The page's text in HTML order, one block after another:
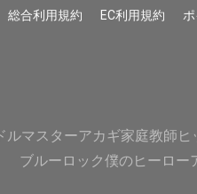
総合利用規約 EC利用規約
ルマスターアカギ家庭教師ヒ
ブルーロック僕のヒーロー